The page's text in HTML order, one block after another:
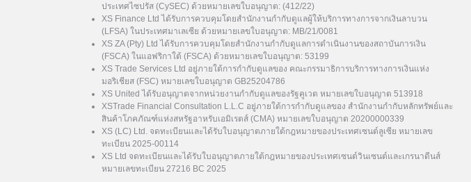
ประเทศไซปรัส (CySEC) ด้วยหมายเลขใบอนุญาต: (412/22)
XS Finance Ltd ได้รับการควบคุมโดยสำนักงานกำกับดูแลผู้ให้บริการทางการจากเงินลาบวน
(LFSA) ในประเทศมาเลเซีย ด้วยหมายเลขใบอนุญาต: MB/21/0081
XS ZA (Pty) Ltd ได้รับการควบคุมโดยสำนักงานกำกับดูแลการดำเนินงานของสถาบันการเงิน
(FSCA) ในแอฟริกาใต้ (FSCA) ด้วยหมายเลขใบอนุญาต: 53199
XS Trade Services Ltd อยู่ภายใต้การกำกับดูแลของ คณะกรรมาธิการบริการทางการเงินแห่ง
มอริเชียส (FSC) หมายเลขใบอนุญาต GB25204786
XS United ได้รับอนุญาตจากหน่วยงานกำกับดูแลของรัฐคูเวต หมายเลขใบอนุญาต 513918
XSTrade Financial Consultation L.L.C อยู่ภายใต้การกำกับดูแลของ สำนักงานกำกับหลักทรัพย์และ
สินค้าโภคภัณฑ์แห่งสหรัฐอาหรับเอมิเรตส์ (CMA) หมายเลขใบอนุญาต 20200000339
XS (LC) Ltd. จดทะเบียนและได้รับใบอนุญาตภายใต้กฎหมายของประเทศเซนต์ลูเซีย หมายเลข
ทะเบียน 2025-00114
XS Ltd จดทะเบียนและได้รับใบอนุญาตภายใต้กฎหมายของประเทศเซนต์วินเซนต์และเกรนาดีนส์
หมายเลขทะเบียน 27216 BC 2025